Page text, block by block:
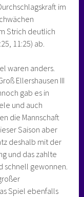
im
Strich deutlich
11:25) ab.
waren anders.
Ellershausen III
gab es in
und auch
die Mannschaft
Saison aber
deshalb mit der
und das zahlte
schnell gewonnen.
Spiel ebenfalls